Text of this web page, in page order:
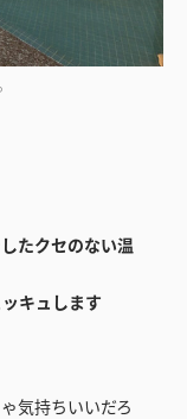
たクセのない温
キュします
気持ちいいだろ